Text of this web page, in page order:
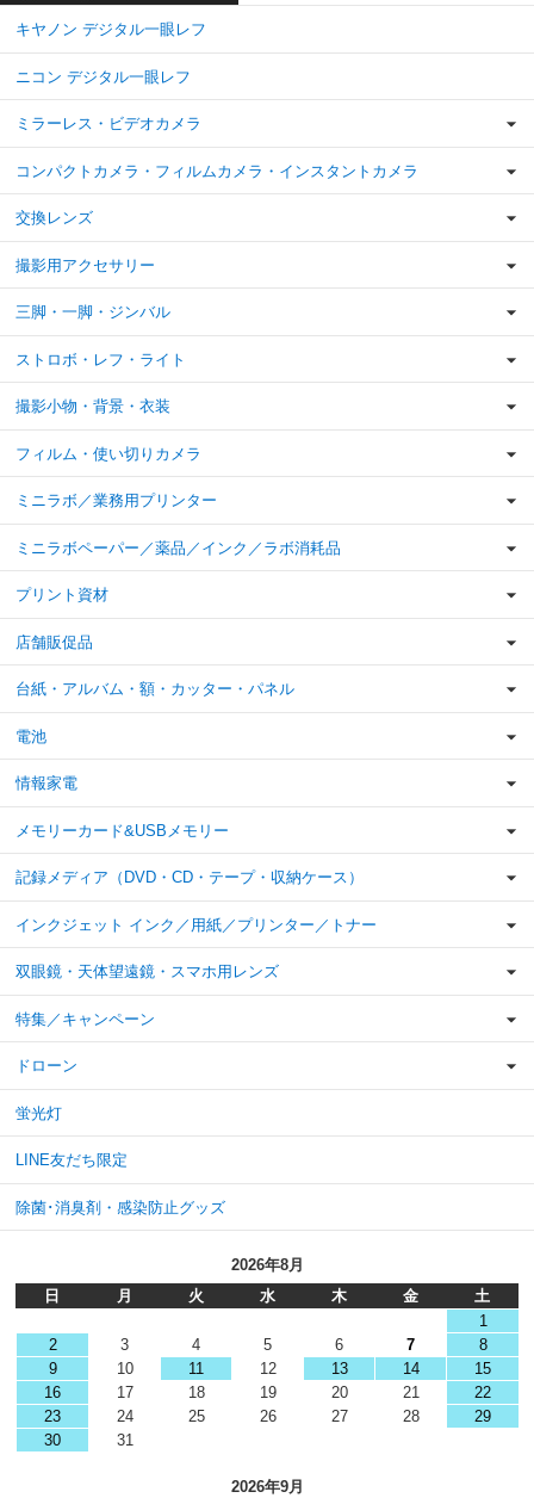
キヤノン デジタル一眼レフ
ニコン デジタル一眼レフ
ミラーレス・ビデオカメラ
コンパクトカメラ・フィルムカメラ・インスタントカメラ
交換レンズ
撮影用アクセサリー
三脚・一脚・ジンバル
ストロボ・レフ・ライト
撮影小物・背景・衣装
フィルム・使い切りカメラ
ミニラボ／業務用プリンター
ミニラボペーパー／薬品／インク／ラボ消耗品
プリント資材
店舗販促品
台紙・アルバム・額・カッター・パネル
電池
情報家電
メモリーカード&USBメモリー
記録メディア（DVD・CD・テープ・収納ケース）
インクジェット インク／用紙／プリンター／トナー
双眼鏡・天体望遠鏡・スマホ用レンズ
特集／キャンペーン
ドローン
蛍光灯
LINE友だち限定
除菌･消臭剤・感染防止グッズ
2026年8月
日
月 火 水 木 金
土
1
2
3 4 5 6 7
8
9
10 11 12 13 14
15
16
17 18 19 20 21
22
23
24 25 26 27 28
29
30
31
2026年9月